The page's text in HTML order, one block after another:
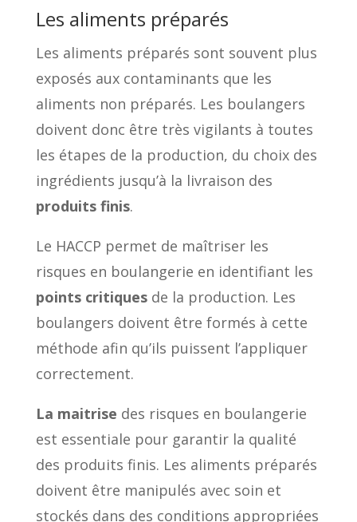
Les aliments préparés
Les aliments préparés sont souvent plus
exposés aux contaminants que les
aliments non préparés. Les boulangers
doivent donc être très vigilants à toutes
les étapes de la production, du choix des
ingrédients jusqu’à la livraison des
produits finis.
Le HACCP permet de maîtriser les
risques en boulangerie en identifiant les
points critiquesde la production. Les
boulangers doivent être formés à cette
méthode afin qu’ils puissent l’appliquer
correctement.
La maitrise des risques en boulangerie
est essentiale pour garantir la qualité
des produits finis. Les aliments préparés
doivent être manipulés avec soin et
stockés dans des conditions appropriées